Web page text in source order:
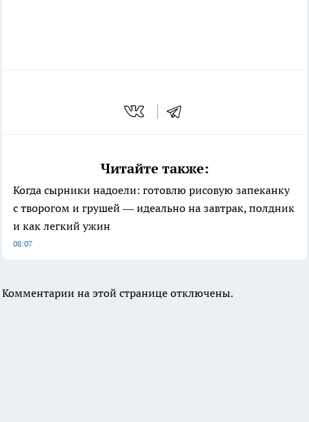
Читайте также:
Когда сырники надоели: готовлю рисовую запеканку
с творогом и грушей — идеально на завтрак, полдник
и как легкий ужин
08:07
Комментарии на этой странице отключены.